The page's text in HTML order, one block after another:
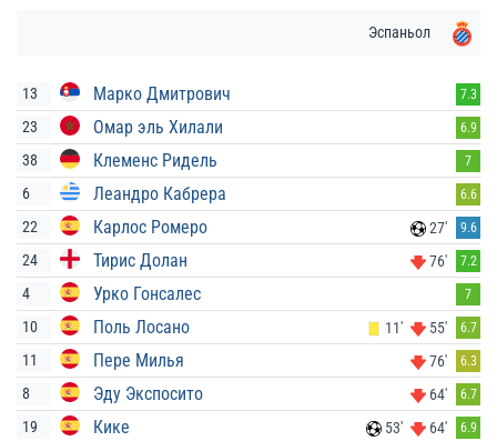
Эспаньол
13 Марко Дмитрович 7.3
23 Омар эль Хилали 6.9
38 Клеменс Ридель 7
6 Леандро Кабрера 6.6
22 Карлос Ромеро 27' 9.6
24 Тирис Долан 76' 7.2
4 Урко Гонсалес 7
10 Поль Лосано 11' 55' 6.7
11 Пере Милья 76' 6.3
8 Эду Экспосито 64' 6.7
19 Кике 53' 64' 6.9